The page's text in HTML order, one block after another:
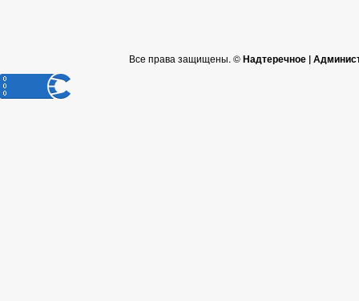
Все права защищены. ©Надтеречное |